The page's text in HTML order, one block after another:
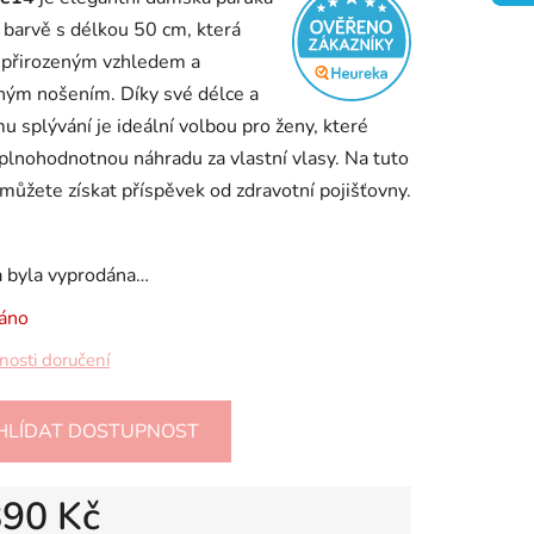
s délkou 50 cm, která
vzhledem a
nošením. Díky své délce a
splývání je ideální volbou pro ženy, které
náhradu za vlastní vlasy. Na tuto
získat příspěvek od zdravotní pojišťovny.
byla vyprodána…
doručení
DOSTUPNOST
Kč